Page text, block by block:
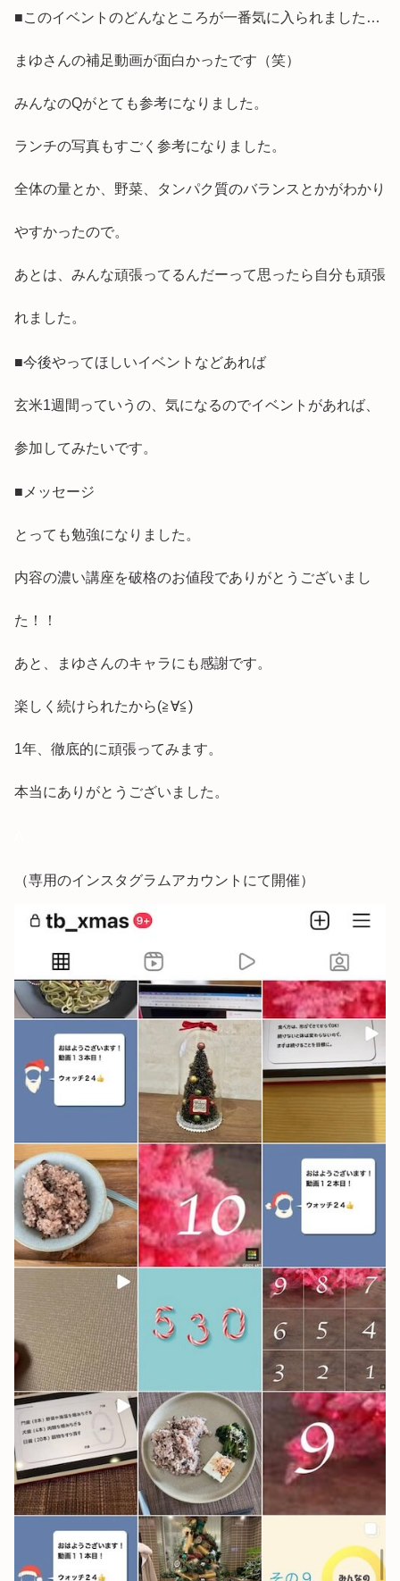
■このイベントのどんなところが一番気に入られました…
まゆさんの補足動画が面白かったです（笑）
みんなのQがとても参考になりました。
ランチの写真もすごく参考になりました。
全体の量とか、野菜、タンパク質のバランスとかがわかり
やすかったので。
あとは、みんな頑張ってるんだーって思ったら自分も頑張
れました。
■今後やってほしいイベントなどあれば
玄米1週間っていうの、気になるのでイベントがあれば、
参加してみたいです。
■メッセージ
とっても勉強になりました。
内容の濃い講座を破格のお値段でありがとうございまし
た！！
あと、まゆさんのキャラにも感謝です。
楽しく続けられたから(≧∀≦)
1年、徹底的に頑張ってみます。
本当にありがとうございました。
（専用のインスタグラムアカウントにて開催）